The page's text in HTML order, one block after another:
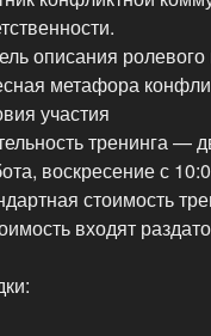
описания
метафора
участия
тренинга —
воскресение с
стоимость
входят